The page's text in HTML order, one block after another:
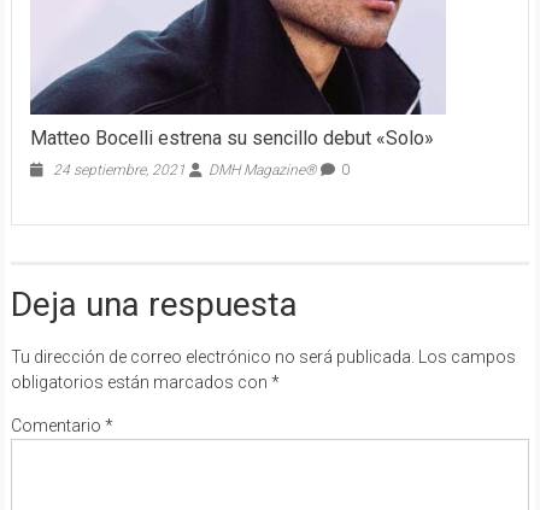
Matteo Bocelli estrena su sencillo debut «Solo»
24 septiembre, 2021 DMH Magazine® 0
Deja una respuesta
Tu dirección de correo electrónico no será publicada.
Los campos
obligatorios están marcados con *
Comentario *